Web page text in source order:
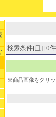
検索条件[皿] [0
※商品画像をクリ